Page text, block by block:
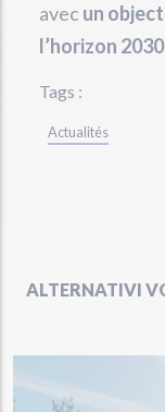
avec un
l’horizon 2030
Tags :
Actualités
ALTERNATIVI